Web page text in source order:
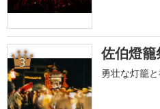
3 佐伯燈
勇壮な灯籠